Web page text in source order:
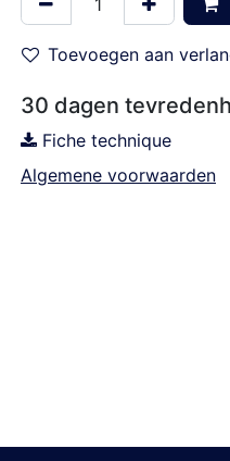
Toevoegen aan
30 dagen
Fiche technique
Algemene voorwaarden